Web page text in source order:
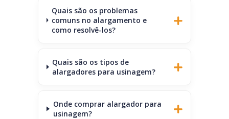
Quais são os problemas
comuns no alargamento e
como resolvê-los?
Quais são os tipos de
alargadores para usinagem?
Onde comprar alargador para
usinagem?